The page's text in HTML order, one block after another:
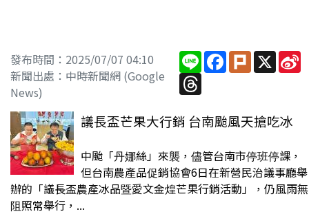
發布時間：2025/07/07 04:10
新聞出處：中時新聞網 (Google
News)
LineFacebook
PlurkX
Threads
議長盃芒果大行銷 台南颱風天搶吃冰
中颱「丹娜絲」來襲，儘管台南市停班停課，
但台南農產品促銷協會6日在新營民治議事廳舉
辦的「議長盃農產冰品暨愛文金煌芒果行銷活動」，仍風雨無
阻照常舉行，...